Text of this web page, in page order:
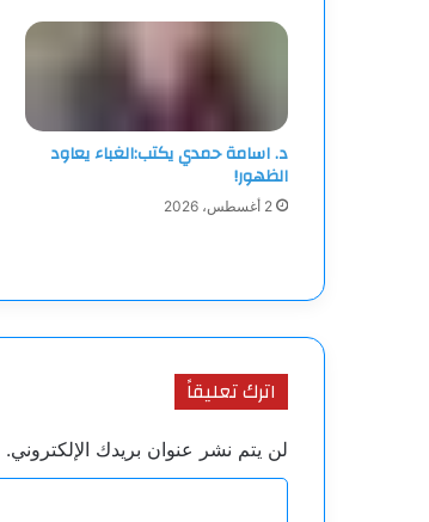
د. اسامة حمدي يكتب:الغباء يعاود
الظهور!
2 أغسطس، 2026
اترك تعليقاً
لن يتم نشر عنوان بريدك الإلكتروني.